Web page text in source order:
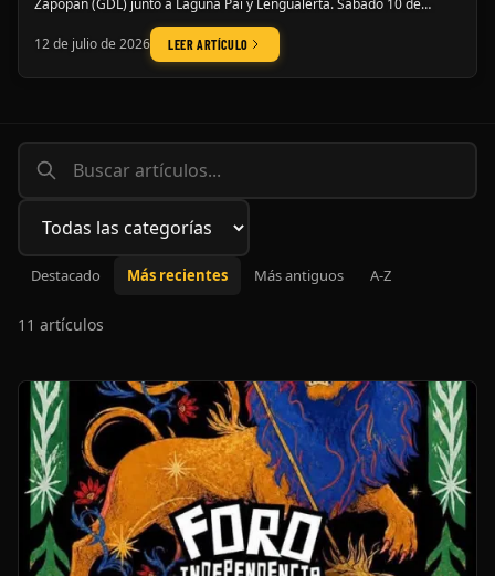
12 de julio de 2026
LEER ARTÍCULO
Filtrar por categoría
Destacado Más recientes Más antiguos A-Z
11 artículos